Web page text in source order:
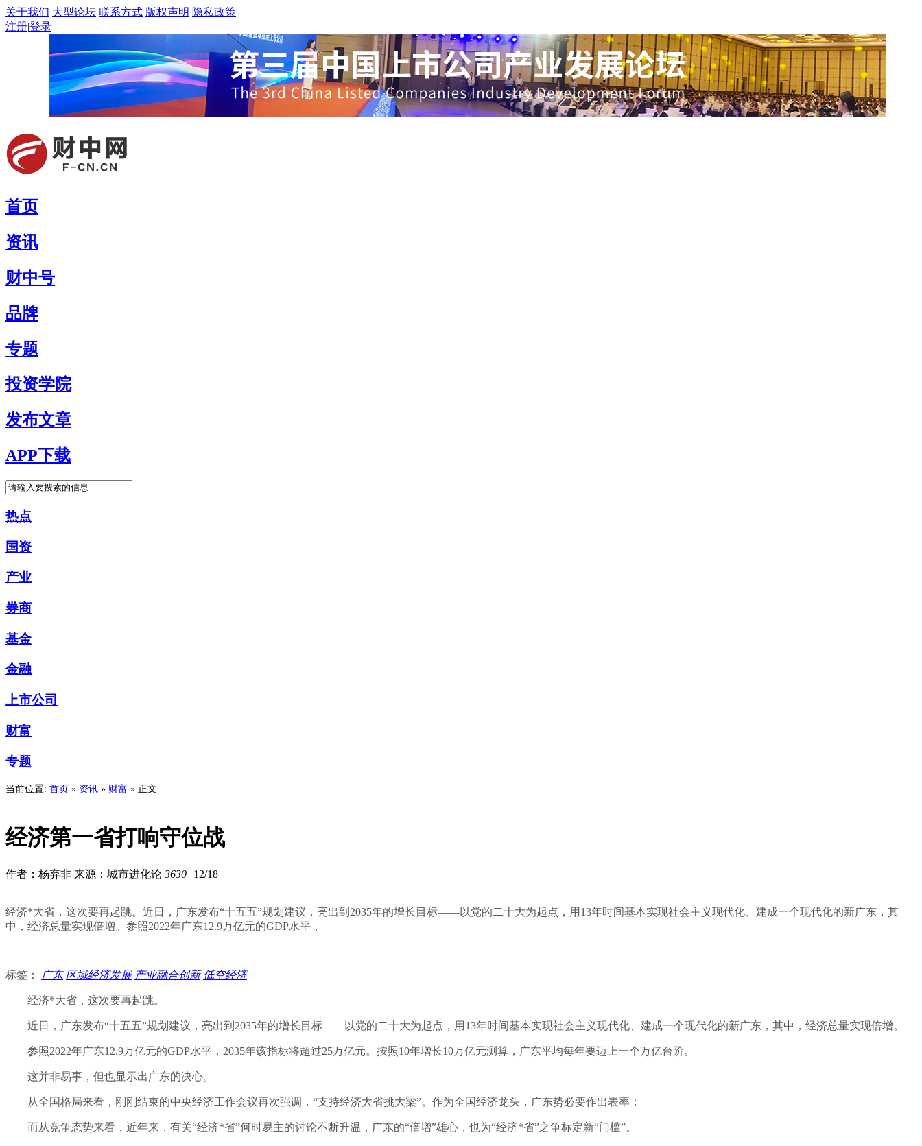
关于我们 大型论坛 联系方式 版权声明 隐私政策
注册|登录
首页
资讯
财中号
品牌
专题
投资学院
发布文章
APP下载
热点
国资
产业
券商
基金
金融
上市公司
财富
专题
当前位置: 首页 » 资讯 » 财富 » 正文
经济第一省打响守位战
作者：杨弃非 来源：城市进化论 3630 12/18
经济*大省，这次要再起跳。近日，广东发布“十五五”规划建议，亮出到2035年的增长目标——以党的二十大为起点，用13年时间基本实现社会主义现代化、建成一个现代化的新广东，其
中，经济总量实现倍增。参照2022年广东12.9万亿元的GDP水平，
标签： 广东 区域经济发展 产业融合创新 低空经济
经济*大省，这次要再起跳。
近日，广东发布“十五五”规划建议，亮出到2035年的增长目标——以党的二十大为起点，用13年时间基本实现社会主义现代化、建成一个现代化的新广东，其中，经济总量实现倍增。
参照2022年广东12.9万亿元的GDP水平，2035年该指标将超过25万亿元。按照10年增长10万亿元测算，广东平均每年要迈上一个万亿台阶。
这并非易事，但也显示出广东的决心。
从全国格局来看，刚刚结束的中央经济工作会议再次强调，“支持经济大省挑大梁”。作为全国经济龙头，广东势必要作出表率；
而从竞争态势来看，近年来，有关“经济*省”何时易主的讨论不断升温，广东的“倍增”雄心，也为“经济*省”之争标定新“门槛”。